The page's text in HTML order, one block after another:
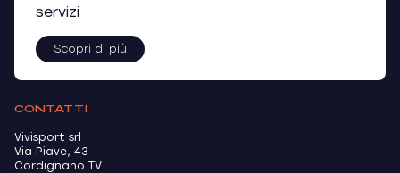
servizi
Scopri di più
CONTATTI
Vivisport srl
Via Piave, 43
Cordignano TV